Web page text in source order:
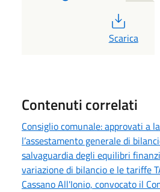
PDF
Scarica
Contenuti correlati
Consiglio comunale: approvati a
l’assestamento generale di
salvaguardia degli equilibri
variazione di bilancio e le tariffe
Cassano All'Ionio, convocato il